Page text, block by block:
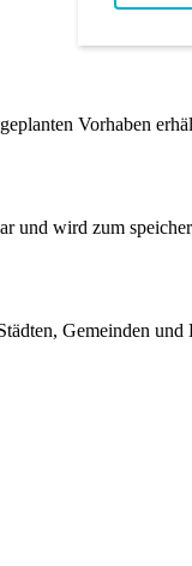
Vorhaben
und wird zum
Gemeinden und